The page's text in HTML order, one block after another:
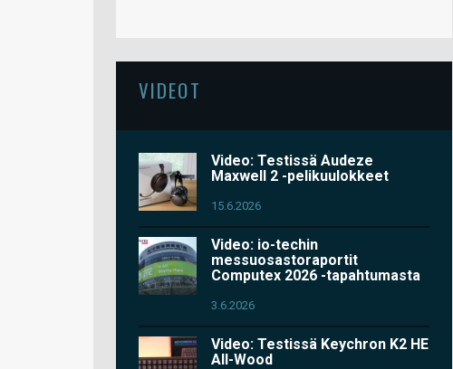
VIDEOT
Video: Testissä Audeze
Maxwell 2 -pelikuulokkeet
15.6.2026
Video: io-techin
messuosastoraportit
Computex 2026 -tapahtumasta
3.6.2026
Video: Testissä Keychron K2 HE
All-Wood